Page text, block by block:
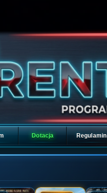
Dotacja Regulamin